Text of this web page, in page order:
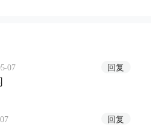
07 回复
回复